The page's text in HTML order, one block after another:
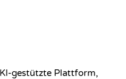
gestützte Plattform,